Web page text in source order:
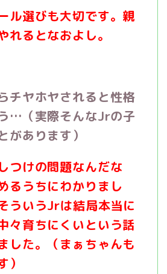
ル選びも大切です。親
れるとなおよし。
チヤホヤされると性格
… （実際そんなJrの子
があります）
つけの問題なんだな
るうちにわかりまし
ういうJrは結局本当に
々育ちにくいという話
した。（まぁちゃんも
）